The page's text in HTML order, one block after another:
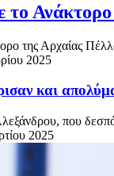
της Αρχαίας
2025
και
που
2025